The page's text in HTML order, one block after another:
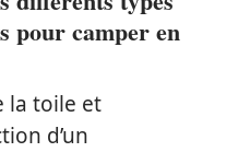
pour camper en
la toile et
d’un